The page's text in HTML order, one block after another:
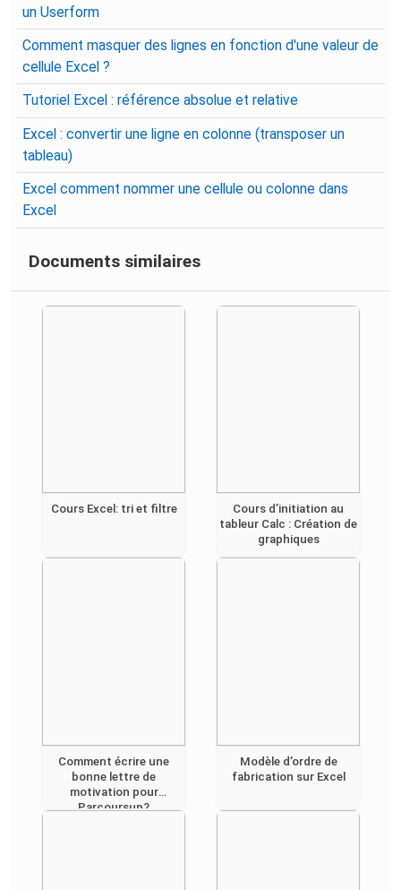
un Userform
Comment masquer des lignes en fonction d'une valeur de
cellule Excel ?
Tutoriel Excel : référence absolue et relative
Excel : convertir une ligne en colonne (transposer un
tableau)
Excel comment nommer une cellule ou colonne dans
Excel
Documents similaires
Cours Excel: tri et filtre
Cours d’initiation au
tableur Calc : Création de
graphiques
Comment écrire une
bonne lettre de
motivation pour
Parcoursup?
Modèle d’ordre de
fabrication sur Excel